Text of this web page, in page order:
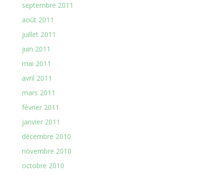
septembre 2011
août 2011
juillet 2011
juin 2011
mai 2011
avril 2011
mars 2011
février 2011
janvier 2011
décembre 2010
novembre 2010
octobre 2010